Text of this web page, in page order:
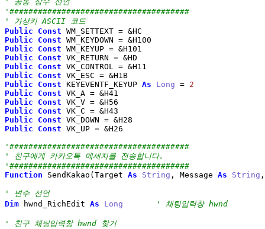
'######################################
' 가상키 ASCII 코드
Public
Const WM_SETTEXT = &
Public
Const WM_KEYDOWN = &
Public
Const WM_KEYUP = &
Public
Const VK_RETURN = &
Public
Const VK_CONTROL = &
Public
Const VK_ESC = &
Public
Const KEYEVENTF_KEYUP As Long = 2
Public
Const VK_A = &
Public
Const VK_V = &
Public
Const VK_C = &
Public
Const VK_DOWN = &
Public
Const VK_UP = &H26
'######################################
' 친구에게 카카오톡 메세지를 전송합니다.
'######################################
Function SendKakao ( Target As String , Message As String
' 변수 선언
Dim hwnd_RichEdit As Long ' 채팅입력창 hwnd
' 친구 채팅입력창 hwnd 찾기